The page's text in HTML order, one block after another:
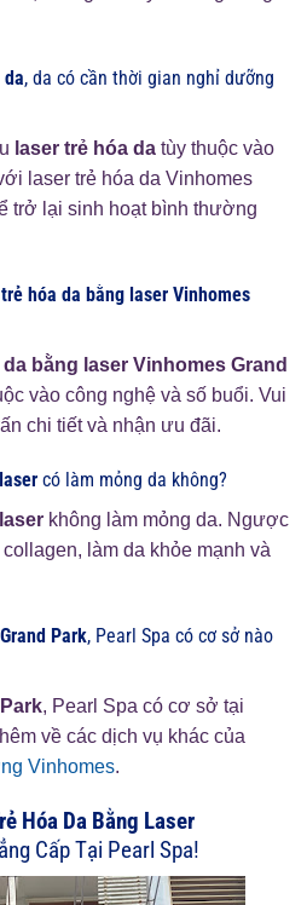
, da có cần thời gian nghỉ dưỡng
laser trẻ hóa da tùy thuộc vào
laser trẻ hóa da Vinhomes
trở lại sinh hoạt bình thường
hóa da bằng laser Vinhomes
bằng laser Vinhomes Grand
vào công nghệ và số buổi. Vui
chi tiết và nhận ưu đãi.
có làm mỏng da không?
không làm mỏng da. Ngược
làm da khỏe mạnh và
Park, Pearl Spa có cơ sở nào
, Pearl Spa có cơ sở tại
về các dịch vụ khác của
Vinhomes.
Hóa Da Bằng Laser
Cấp Tại Pearl Spa!